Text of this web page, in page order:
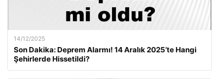
14/12/2025
Son Dakika: Deprem Alarmı! 14 Aralık 2025’te Hangi
Şehirlerde Hissetildi?